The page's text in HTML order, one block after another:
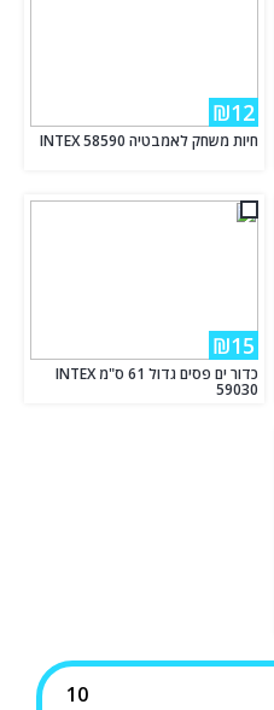
₪12
חיות משחק לאמבטיה INTEX 58590
₪15
כדור ים פסים גדול 61 ס"מ INTEX
59030
10